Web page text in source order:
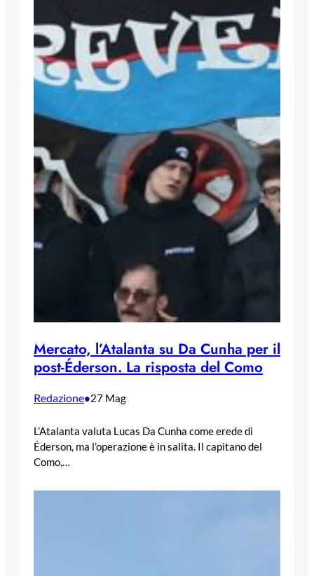
Mercato, l’Atalanta su Da Cunha per il
post-Éderson. La risposta del Como
Redazione•27 Mag
L’Atalanta valuta Lucas Da Cunha come erede di
Éderson, ma l’operazione è in salita. Il capitano del
Como,…